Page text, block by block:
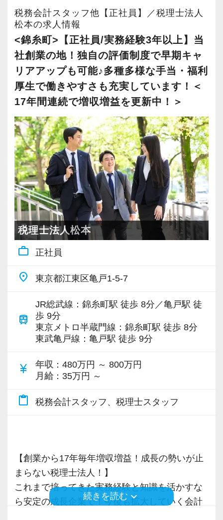
新しい扉を開けるのはとても勇気がいることで
すが、輝ける未来のために一歩を踏み出して一
緒に頑張っていきませんか？
【現役スタッフの声】
インターンから新卒で入社しました。
インターン時代は「ここまでやるの！？」とい
うくらい実践に近い形の業務を任されて大変な1
年でしたが、だからこそ実力がつき達成感を得
ることができました。
まだ入社１年目ですが、すでに法人20件・個人8
件を担当させてもらっています。
現在は、税理士を目指して勉強にも励んでいま
す。
オフィスに税理士がいるので、わからないこと
はすぐ聞けるのがいいですね。
在、後輩の手本になるような存在になれるよう
会社の良いところは“温かさ”があります。
お客様に対しても、仲間に対しても、アットホ
チームで動いているので、わからないことや困
ったことの相談先にも迷わず、何でもすぐに聞
くことができて安心です。
お客様からの「ありがとう」が、最大のやりが
いになります！
はじめての仕事には不安もあるかもしれません
を学べる体制！】
当社ではフリーアドレスと固定席を併用しなが
ら業務を行っています。
そのなかで定期的な席替えやチームの班替えを
実施。得意分野や経験の異なる様々な人と一緒
に仕事を行うことで、より柔軟かつ多彩なノウ
ハウや知識を身に付けられる体制を整えていま
す。
また関西・関東とそれぞれの拠点での交流もあ
り、オンライン・オフラインを問わず気軽に話
し合える社風です。
【各種社会保険完備、ユニークな手当制度あ
り】
社会保険等の一般的な福利厚生の他に、各種手
当も充実。
税務能力検定等の資格検定に合格するともらえ
る「合格手当」、社員には入社3年（5万円）・5
す。
consulting.com/recruit/environment/benefits）
【成長のための5つのこだわりを大事にしていま
仕事をする上では5つのこだわり「クイックレス
ポンス・プラス思考・有言実行・他責禁止・気
配り」を掲げ、一人ひとりが実行しています。
【求職者へのメッセージ】
異業種からの転職者が多く、銀行員・営業・保
険外交員・経理・事務などユニークな職歴を持
やる気とコミュニケーション能力を重視しま
す。
税理士はサービス業です。誠実に仕事を行い、
お客様に満足していただくことを大事にしてく
れる方を求めています。
スキルと経験に合わせてキャリアを重ねつつ、
部下のマネジメントも少しずつお任せして自信
を持っていけるよう私たちもバックアップしま
す。
最初は自信が無くても意欲があれば大丈夫で
す。
一緒に事務所を盛り立てていただける方をお待
ちしています！
【こんな方を求めています】
・情熱を持って仕事ができ、途中で諦めない人
・積極性と向上心を持ち合わせている人
【ITシステム完備で効率よく業務をこなせま
代表が作業環境にも気を配っており、デュアル
モニターを全席設置。
入力もAI-OCRを使用して、業務効率化とペーパ
ーレス化を進めています。kintoneや
せます。
ぜひ体験してください！
【明確なキャリアパスで成長をバックアップし
のなかでも一番明るく元気なオフィスです。
新宿三丁目駅直結で交通の便がよく、通勤しや
すい立地にあります。
飲食業や接客業のお客様が多く、お客様のご紹
介から新しいお客様も増えております。
実務重視の研修を幅広く実施しているため、ス
ピーディーに経験値を積むことができるのが最
大の魅力です。
バリバリ働いて活躍したい方、大歓迎です！
これからますます成長していく新宿オフィス
で、一緒に成長していきましょう！
【ご紹介が多い安定企業でお客様から一番に信
頼される税務のプロを目指せます】
私達は「税務のプロフェッショナルとしてお客
様に寄り添う」ことが一つの使命です。
お客様から「こうしたい」という理想をいただ
きく力を発揮できる存在でありたいと考えてい
ます。ご紹介案件が7割を超えているのも、そう
いった私たちの姿勢がお客様から評価されてい
今後もお客様に満足していただけるようにスキ
ルの向上を目指し、税務のプロとして高い信頼
の道を私たちと一緒に歩んでみませんか？
【目指すは“大家族のような会社”明るく楽しく一
緒に働ける方を求めています】
し、2025年には大阪オフィスを増床するなど、
事業拡大を続けています。
安定性抜群の環境で自己成長を実現できます。
社員の持つ「やる・やりたい」という気持ちを
大事にしているため、資格を持っていなくて
も、スピーディーなキャリアアップが可能で
す！
会計事務所経験者の方には幅広い業務に携わっ
ていただき、早い段階から部下やチームのマネ
ジメント業務にも挑戦できます！これまでの経
験・知識を活かしながら、さらに上のステージ
でキャリアアップをしませんか？
【対象業種100種以上！節税・融資・税務調査に
強い税理士法人です】
創業以来17年連続増収増益、顧問先数2500以
お客様に事務所までご来社いただく来所型サー
ビスで、中小企業の経営を幅広くサポートして
います。
専門Webサイトを10サイト以上運営しており、
各オフィスに国税OB税理士が在籍しているの
そのため、全拠点でスタッフの増員に力を入れ
ており、さらなるサービス品質の向上を目指し
ています。
税務会計スタッフ他【正社員】／税理士法人
松本の求人情報
<錦糸町>【正社員/実務経験3年以上】当
社創業の地！独自の評価制度で早期キャ
リアアップも可能♪多種多様な手当・福利
厚生で働きやすさも充実しています！＜
17年間連続で増収増益を更新中！＞
税理士法人松本
work_outline 正社員
place 東京都江東区亀戸1-5-7
train
JR総武線：錦糸町駅 徒歩 8分／亀戸駅 徒
歩 9分
東京メトロ半蔵門線：錦糸町駅 徒歩 8分
東武亀戸線：亀戸駅 徒歩 9分
currency_yen 年収 ：480万円 ～ 800万円
月給 ：35万円 ～
content_paste 税務会計スタッフ、税理士スタッフ
【創業から17年毎年増収増益！成長の勢いが止
まらない税理士法人！】
これまで培ってきた実務経験と知識を活かすな
ら安定の成長企業で！今後も拡大していく会計
続きを読む keyboard_arrow_down